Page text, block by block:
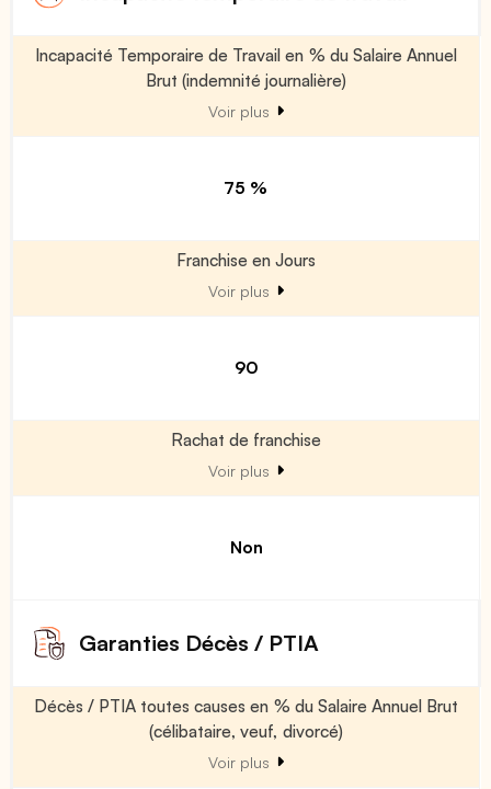
Incapacité Temporaire de Travail en % du Salaire Annuel
Brut (indemnité journalière)
Voir plus
75 %
Franchise en Jours
Voir plus
90
Rachat de franchise
Voir plus
Non
Garanties Décès / PTIA
Décès / PTIA toutes causes en % du Salaire Annuel Brut
(célibataire, veuf, divorcé)
Voir plus